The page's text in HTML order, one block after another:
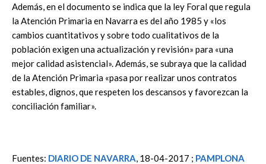
Además, en el documento se indica que la ley Foral que regula
la Atención Primaria en Navarra es del año 1985 y «los
cambios cuantitativos y sobre todo cualitativos de la
población exigen una actualización y revisión» para «una
mejor calidad asistencial». Además, se subraya que la calidad
de la Atención Primaria «pasa por realizar unos contratos
estables, dignos, que respeten los descansos y favorezcan la
conciliación familiar».
Fuentes: DIARIO DE NAVARRA, 18-04-2017 ; PAMPLONA